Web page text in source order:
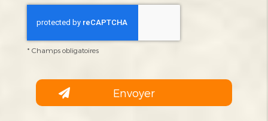
* Champs obligatoires